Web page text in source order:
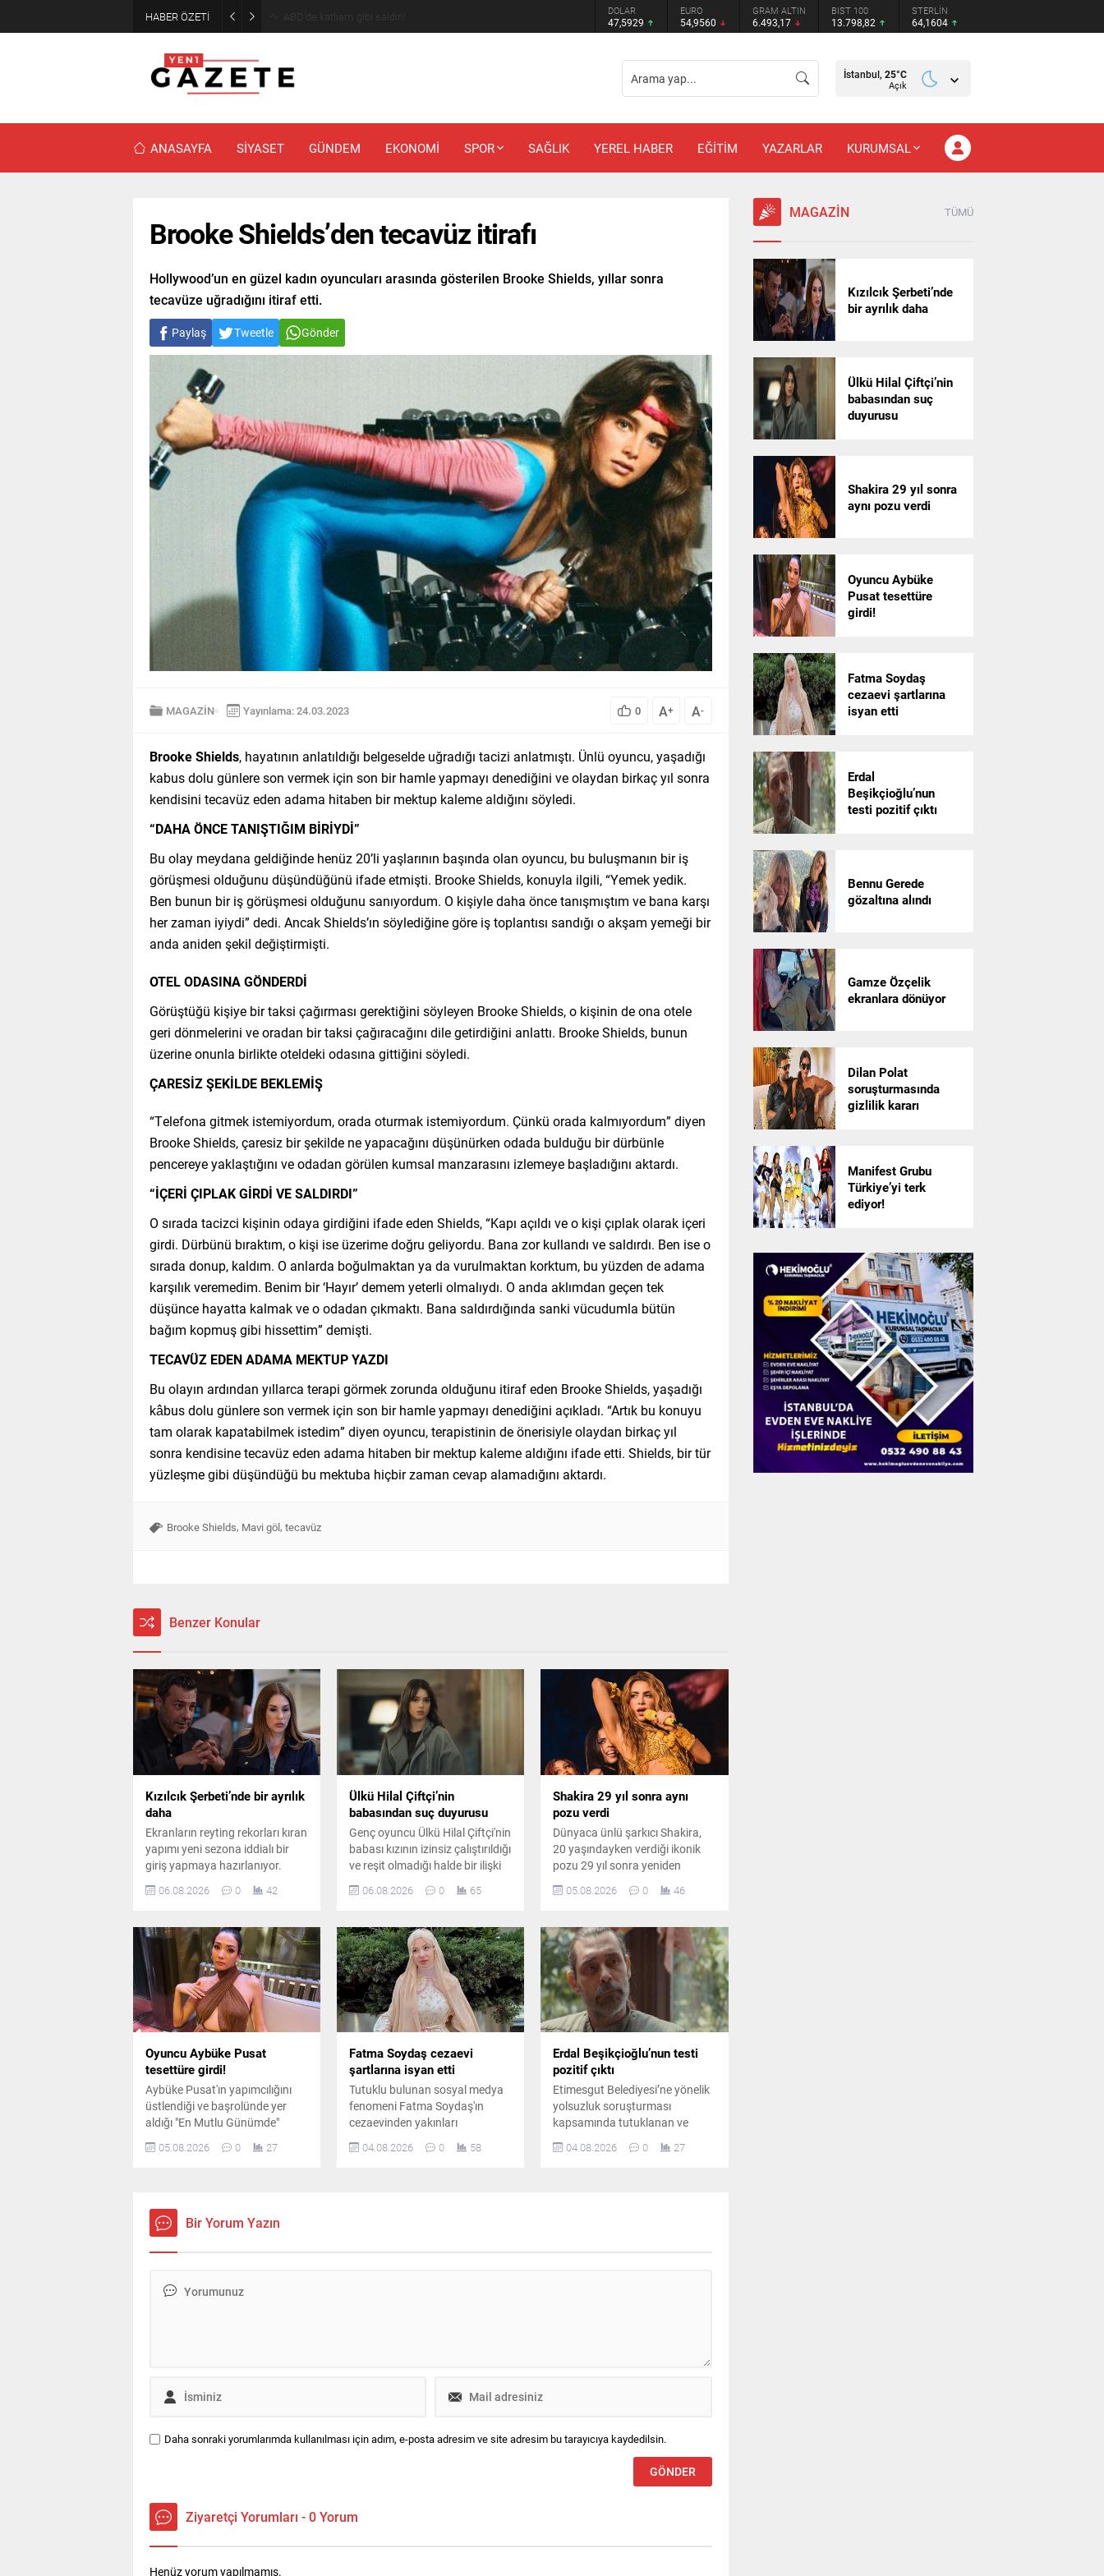
HABER ÖZETİ DOLAR
47,5929
EURO
54,9560
GRAM ALTIN
6.493,17
BIST 100
13.798,82
STERLİN
64,1604
İstanbul, 25°C
Açık
ANASAYFA SİYASET GÜNDEM EKONOMİ SPOR SAĞLIK YEREL HABER EĞİTİM YAZARLAR KURUMSAL
Brooke Shields’den tecavüz itirafı
Hollywood’un en güzel kadın oyuncuları arasında gösterilen Brooke Shields, yıllar sonra
tecavüze uğradığını itiraf etti.
Paylaş Tweetle Gönder
MAGAZİN Yayınlama: 24.03.2023 0 A+ A-
Brooke Shields, hayatının anlatıldığı belgeselde uğradığı tacizi anlatmıştı. Ünlü oyuncu, yaşadığı
kabus dolu günlere son vermek için son bir hamle yapmayı denediğini ve olaydan birkaç yıl sonra
kendisini tecavüz eden adama hitaben bir mektup kaleme aldığını söyledi.
“DAHA ÖNCE TANIŞTIĞIM BİRİYDİ”
Bu olay meydana geldiğinde henüz 20’li yaşlarının başında olan oyuncu, bu buluşmanın bir iş
görüşmesi olduğunu düşündüğünü ifade etmişti. Brooke Shields, konuyla ilgili, “Yemek yedik.
Ben bunun bir iş görüşmesi olduğunu sanıyordum. O kişiyle daha önce tanışmıştım ve bana karşı
her zaman iyiydi” dedi. Ancak Shields’ın söylediğine göre iş toplantısı sandığı o akşam yemeği bir
anda aniden şekil değiştirmişti.
OTEL ODASINA GÖNDERDİ
Görüştüğü kişiye bir taksi çağırması gerektiğini söyleyen Brooke Shields, o kişinin de ona otele
geri dönmelerini ve oradan bir taksi çağıracağını dile getirdiğini anlattı. Brooke Shields, bunun
üzerine onunla birlikte oteldeki odasına gittiğini söyledi.
ÇARESİZ ŞEKİLDE BEKLEMİŞ
“Telefona gitmek istemiyordum, orada oturmak istemiyordum. Çünkü orada kalmıyordum” diyen
Brooke Shields, çaresiz bir şekilde ne yapacağını düşünürken odada bulduğu bir dürbünle
pencereye yaklaştığını ve odadan görülen kumsal manzarasını izlemeye başladığını aktardı.
“İÇERİ ÇIPLAK GİRDİ VE SALDIRDI”
O sırada tacizci kişinin odaya girdiğini ifade eden Shields, “Kapı açıldı ve o kişi çıplak olarak içeri
girdi. Dürbünü bıraktım, o kişi ise üzerime doğru geliyordu. Bana zor kullandı ve saldırdı. Ben ise o
sırada donup, kaldım. O anlarda boğulmaktan ya da vurulmaktan korktum, bu yüzden de adama
karşılık veremedim. Benim bir ‘Hayır’ demem yeterli olmalıydı. O anda aklımdan geçen tek
düşünce hayatta kalmak ve o odadan çıkmaktı. Bana saldırdığında sanki vücudumla bütün
bağım kopmuş gibi hissettim” demişti.
TECAVÜZ EDEN ADAMA MEKTUP YAZDI
Bu olayın ardından yıllarca terapi görmek zorunda olduğunu itiraf eden Brooke Shields, yaşadığı
kâbus dolu günlere son vermek için son bir hamle yapmayı denediğini açıkladı. “Artık bu konuyu
tam olarak kapatabilmek istedim” diyen oyuncu, terapistinin de önerisiyle olaydan birkaç yıl
sonra kendisine tecavüz eden adama hitaben bir mektup kaleme aldığını ifade etti. Shields, bir tür
yüzleşme gibi düşündüğü bu mektuba hiçbir zaman cevap alamadığını aktardı.
Brooke Shields, Mavi göl, tecavüz
Benzer Konular
Kızılcık Şerbeti’nde bir ayrılık
daha
Ekranların reyting rekorları kıran
yapımı yeni sezona iddialı bir
giriş yapmaya hazırlanıyor.
yaşanırken diziye sürpriz bir
06.08.2026 0 42
Ülkü Hilal Çiftçi’nin
babasından suç duyurusu
Genç oyuncu Ülkü Hilal Çiftçi'nin
babası kızının izinsiz çalıştırıldığı
ve reşit olmadığı halde bir ilişki
başvurdu. Yaşanan gelişmeler
geniş yankı uyandırdı.
06.08.2026 0 65
Shakira 29 yıl sonra aynı
pozu verdi
Dünyaca ünlü şarkıcı Shakira,
20 yaşındayken verdiği ikonik
pozu 29 yıl sonra yeniden
paylaşımı kısa sürede sosyal
05.08.2026 0 46
Oyuncu Aybüke Pusat
tesettüre girdi!
Aybüke Pusat'ın yapımcılığını
üstlendiği ve başrolünde yer
aldığı "En Mutlu Günümde"
filminden ilk kareler paylaşıldı.
Oyuncunun canlandırdığı
05.08.2026 0 27
Fatma Soydaş cezaevi
şartlarına isyan etti
Tutuklu bulunan sosyal medya
fenomeni Fatma Soydaş'ın
cezaevinden yakınları
aracılığıyla gönderdiği öne
sürülen mesajında pişmanlığını
04.08.2026 0 58
Erdal Beşikçioğlu’nun testi
pozitif çıktı
Etimesgut Belediyesi’ne yönelik
yolsuzluk soruşturması
kapsamında tutuklanan ve
görevden uzaklaştırılan Belediye
Başkanı Erdal Beşikçioğlu’nun
04.08.2026 0 27
Bir Yorum Yazın
Daha sonraki yorumlarımda kullanılması için adım, e-posta adresim ve site adresim bu tarayıcıya kaydedilsin.
Ziyaretçi Yorumları - 0 Yorum
Henüz yorum yapılmamış.
MAGAZİN TÜMÜ
Kızılcık Şerbeti’nde
bir ayrılık daha
Ülkü Hilal Çiftçi’nin
babasından suç
duyurusu
Shakira 29 yıl sonra
aynı pozu verdi
Oyuncu Aybüke
Pusat tesettüre
girdi!
Fatma Soydaş
cezaevi şartlarına
isyan etti
Erdal
Beşikçioğlu’nun
testi pozitif çıktı
Bennu Gerede
gözaltına alındı
Gamze Özçelik
ekranlara dönüyor
Dilan Polat
soruşturmasında
gizlilik kararı
Manifest Grubu
Türkiye’yi terk
ediyor!